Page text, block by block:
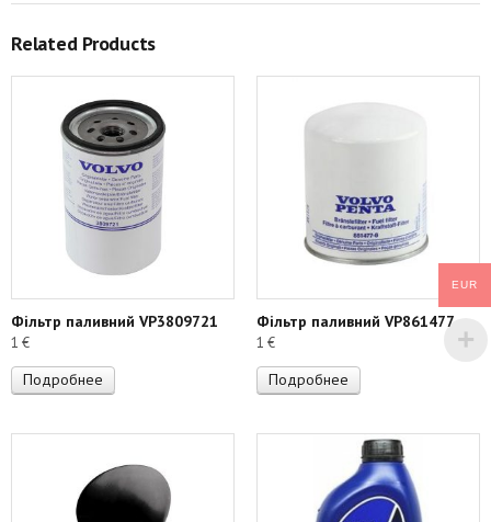
Related Products
Фільтр паливний VP3809721
1 €
Подробнее
Фільтр паливний VP861477
1 €
Подробнее
EUR